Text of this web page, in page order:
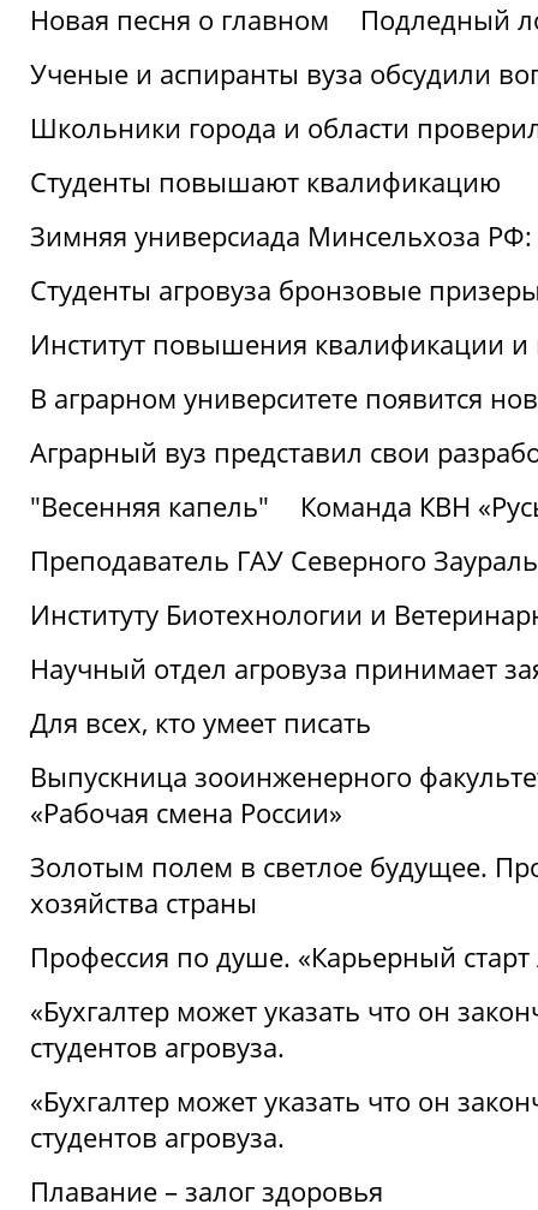
Новая песня о главном
Подледный
Ученые и аспиранты вуза обсудили
Школьники города и области
Студенты повышают квалификацию
Зимняя универсиада Минсельхоза
Студенты агровуза бронзовые
Институт повышения квалификации и
В аграрном университете появится
Аграрный вуз представил свои
"Весенняя капель"
Команда КВН
Преподаватель ГАУ Северного
Институту Биотехнологии и
Научный отдел агровуза принимает
Для всех, кто умеет писать
Выпускница зооинженерного
«Рабочая смена России»
Золотым полем в светлое будущее.
хозяйства страны
Профессия по душе. «Карьерный
«Бухгалтер может указать что он
студентов агровуза.
«Бухгалтер может указать что он
студентов агровуза.
Плавание – залог здоровья